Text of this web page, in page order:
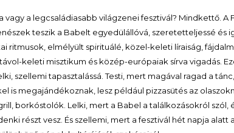
vagy a legcsaládiasabb világzenei fesztivál? Mindkettő. A
teszik a Babelt egyedülállóvá, szeretetteljessé és
ritmusok, elmélyült spirituálé, közel-keleti líraiság,
keleti misztikum és közép-európaiak sírva vigadás.
szellemi tapasztalássá. Testi, mert magával ragad a
is megajándékoznak, lesz például pizzasütés az
borkóstolók. Lelki, mert a Babel a találkozásokról szól,
részt vesz. És szellemi, mert a fesztivál hét napja alatt